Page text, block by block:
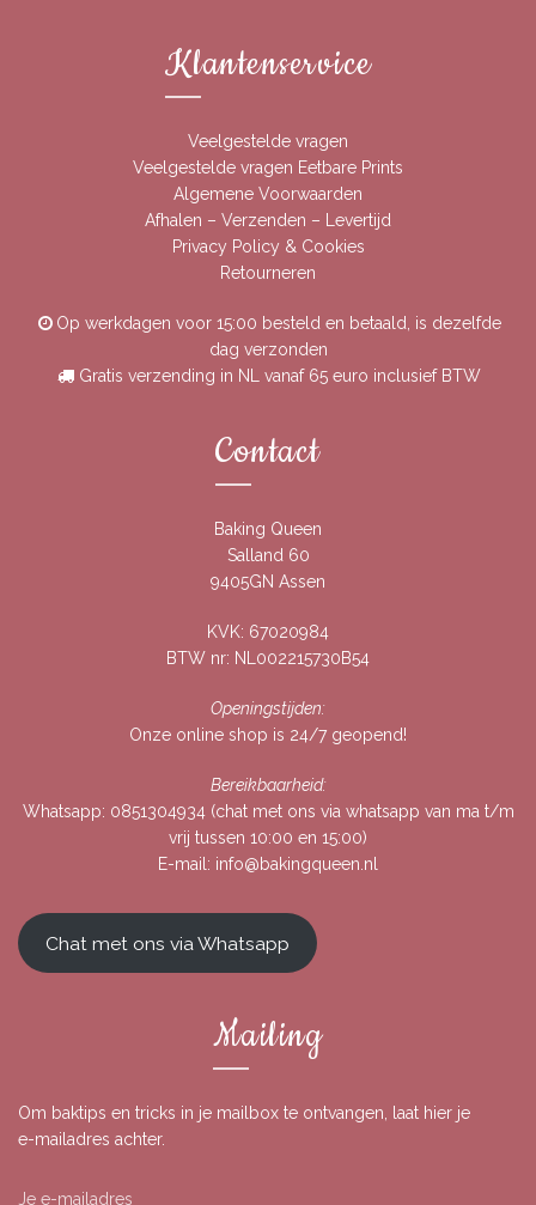
Klantenservice
Veelgestelde vragen
Veelgestelde vragen Eetbare Prints
Algemene Voorwaarden
Afhalen – Verzenden – Levertijd
Privacy Policy & Cookies
Retourneren
Op werkdagen voor 15:00 besteld en betaald, is dezelfde
dag verzonden
Gratis verzending in NL vanaf 65 euro inclusief BTW
Contact
Baking Queen
Salland 60
9405GN Assen
KVK: 67020984
BTW nr: NL002215730B54
Openingstijden:
Onze online shop is 24/7 geopend!
Bereikbaarheid:
Whatsapp: 0851304934(chat met ons via whatsapp van ma t/m
vrij tussen 10:00 en 15:00)
E-mail: info@bakingqueen.nl
Chat met ons via Whatsapp
Mailing
Om baktips en tricks in je mailbox te ontvangen, laat hier je
e-mailadres achter.